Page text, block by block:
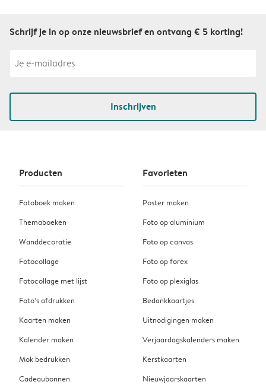
Schrijf je in op onze nieuwsbrief en ontvang € 5 korting!
Inschrijven
Producten
Fotoboek maken
Themaboeken
Wanddecoratie
Fotocollage
Fotocollage met lijst
Foto’s afdrukken
Kaarten maken
Kalender maken
Mok bedrukken
Cadeaubonnen
Favorieten
Poster maken
Foto op aluminium
Foto op canvas
Foto op forex
Foto op plexiglas
Bedankkaartjes
Uitnodigingen maken
Verjaardagskalenders maken
Kerstkaarten
Nieuwjaarskaarten